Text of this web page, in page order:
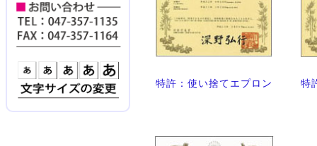
特許：使い捨てエプロン 特